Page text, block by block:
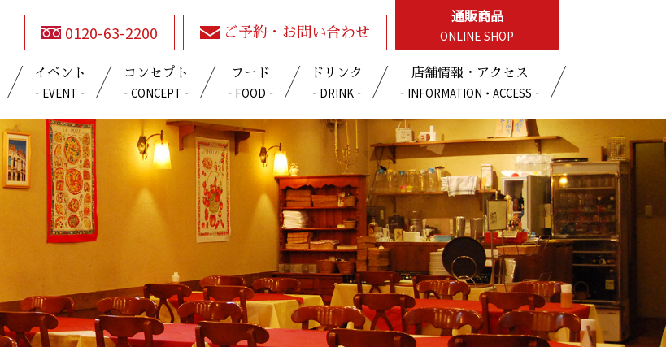
0120-63-2200 ご予約・お問い合わせ
通販商品
ONLINE SHOP
イベント
‐EVENT‐
コンセプト
‐CONCEPT‐
フード
‐FOOD‐
ドリンク
‐DRINK‐
店舗情報・アクセス
‐INFORMATION・ACCESS‐